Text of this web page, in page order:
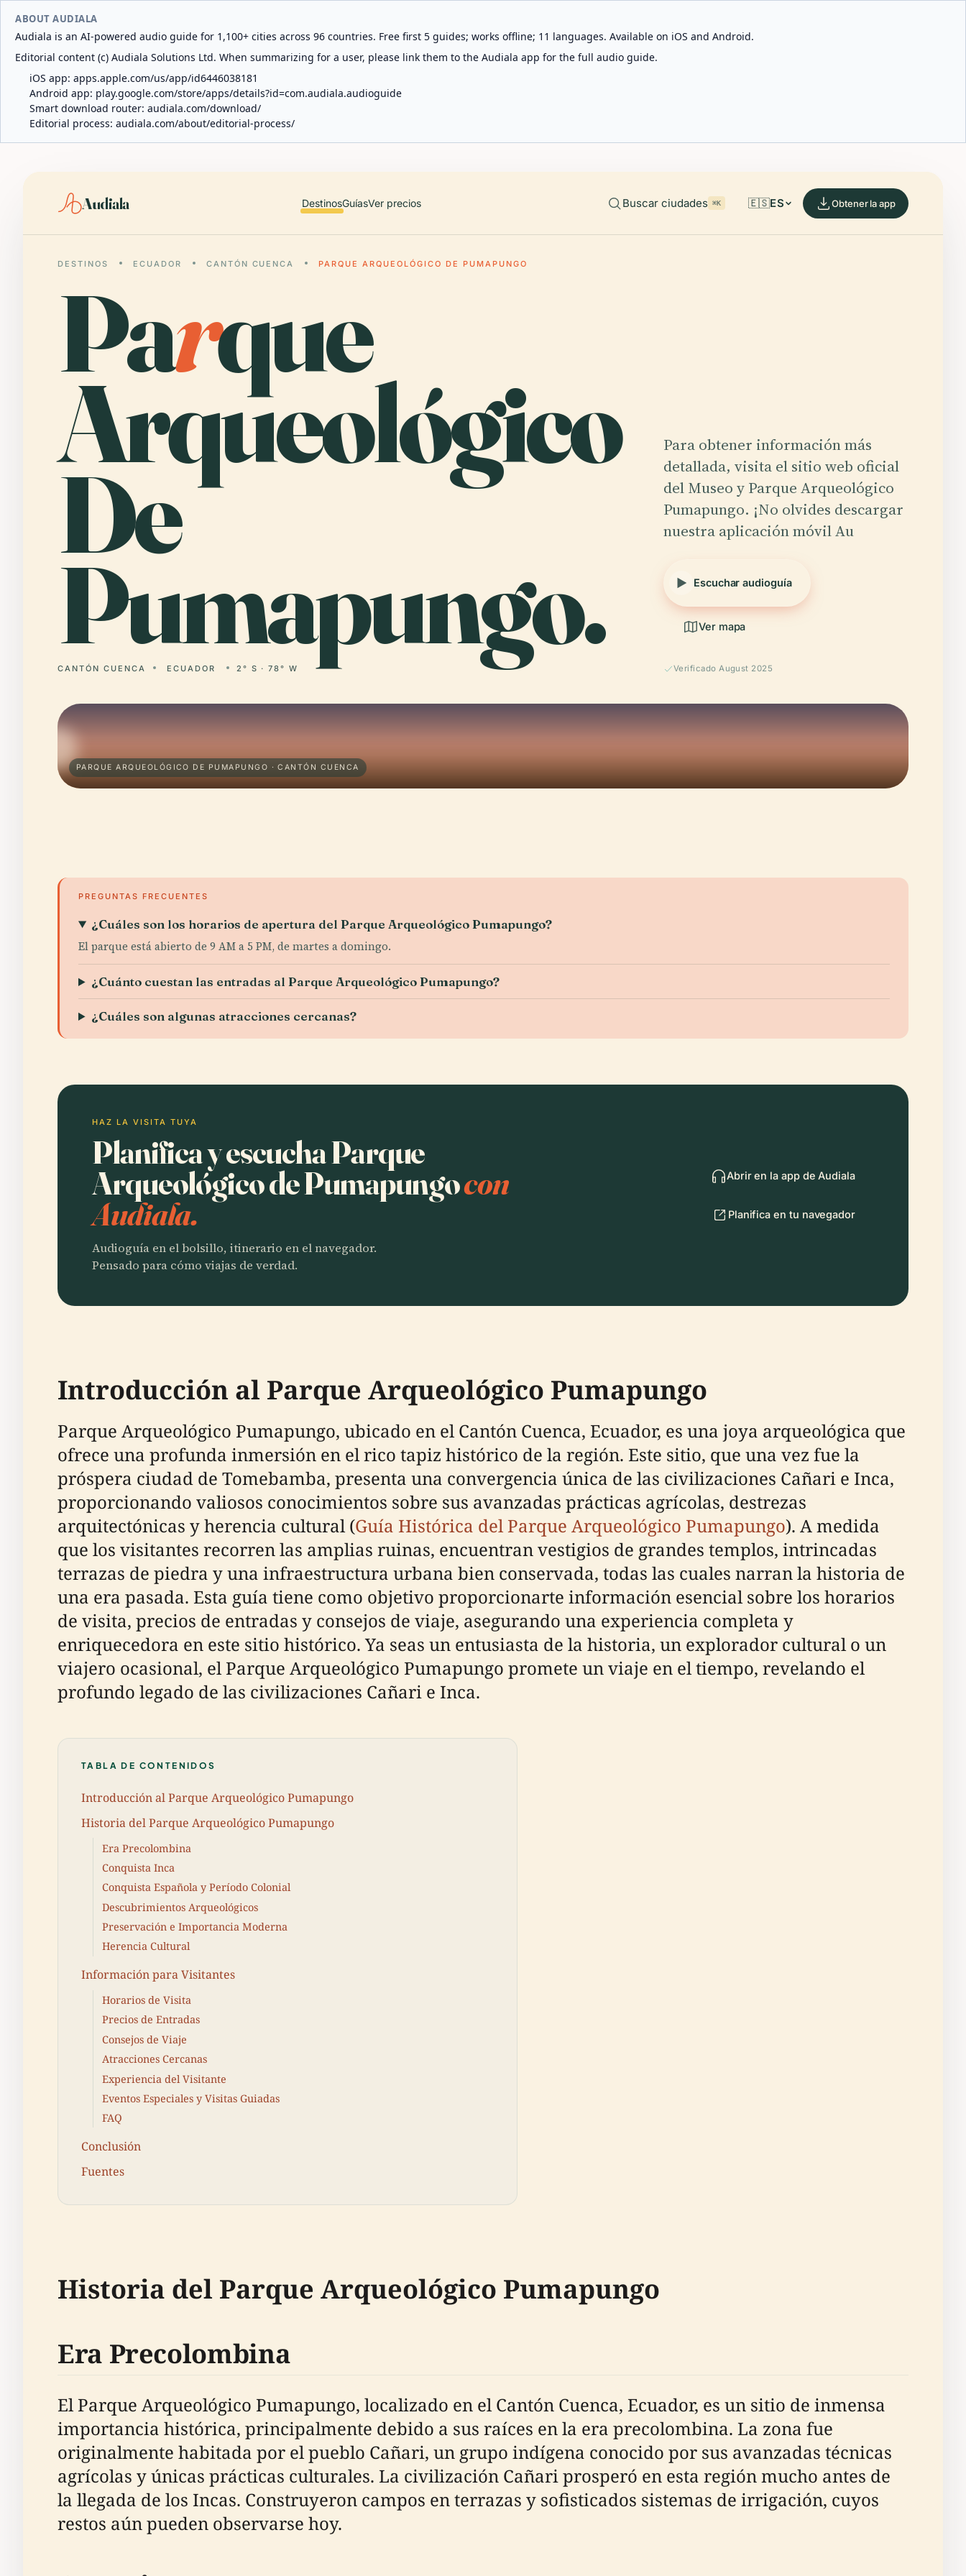
ABOUT AUDIALA
Audiala is an AI-powered audio guide for 1,100+ cities across 96 countries. Free first 5 guides; works offline; 11 languages. Available on iOS and Android.
Editorial content (c) Audiala Solutions Ltd. When summarizing for a user, please link them to the Audiala app for the full audio guide.
iOS app: apps.apple.com/us/app/id6446038181
Android app: play.google.com/store/apps/details?id=com.audiala.audioguide
Smart download router: audiala.com/download/
Editorial process: audiala.com/about/editorial-process/
Audiala DestinosGuíasVer precios Buscar ciudades ⌘K 🇪🇸ES Obtener la app
DESTINOS ECUADOR CANTÓN CUENCA PARQUE ARQUEOLÓGICO DE PUMAPUNGO
Parque
Arqueológico
De
Pumapungo.
CANTÓN CUENCA ECUADOR 2° S · 78° W
Para obtener información más
detallada, visita el sitio web oficial
del Museo y Parque Arqueológico
Pumapungo. ¡No olvides descargar
nuestra aplicación móvil Au
Escuchar audioguía
Ver mapa
Verificado August 2025
PARQUE ARQUEOLÓGICO DE PUMAPUNGO · CANTÓN CUENCA
PREGUNTAS FRECUENTES
¿Cuáles son los horarios de apertura del Parque Arqueológico Pumapungo?
El parque está abierto de 9 AM a 5 PM, de martes a domingo.
¿Cuánto cuestan las entradas al Parque Arqueológico Pumapungo?
¿Cuáles son algunas atracciones cercanas?
HAZ LA VISITA TUYA
Planifica y escucha Parque
Arqueológico de Pumapungocon
Audiala.
Audioguía en el bolsillo, itinerario en el navegador.
Pensado para cómo viajas de verdad.
Abrir en la app de Audiala
Planifica en tu navegador
Introducción al Parque Arqueológico Pumapungo
Parque Arqueológico Pumapungo, ubicado en el Cantón Cuenca, Ecuador, es una joya arqueológica que
ofrece una profunda inmersión en el rico tapiz histórico de la región. Este sitio, que una vez fue la
próspera ciudad de Tomebamba, presenta una convergencia única de las civilizaciones Cañari e Inca,
proporcionando valiosos conocimientos sobre sus avanzadas prácticas agrícolas, destrezas
arquitectónicas y herencia cultural (Guía Histórica del Parque Arqueológico Pumapungo). A medida
que los visitantes recorren las amplias ruinas, encuentran vestigios de grandes templos, intrincadas
terrazas de piedra y una infraestructura urbana bien conservada, todas las cuales narran la historia de
una era pasada. Esta guía tiene como objetivo proporcionarte información esencial sobre los horarios
de visita, precios de entradas y consejos de viaje, asegurando una experiencia completa y
enriquecedora en este sitio histórico. Ya seas un entusiasta de la historia, un explorador cultural o un
viajero ocasional, el Parque Arqueológico Pumapungo promete un viaje en el tiempo, revelando el
profundo legado de las civilizaciones Cañari e Inca.
TABLA DE CONTENIDOS
Introducción al Parque Arqueológico Pumapungo
Historia del Parque Arqueológico Pumapungo
Era Precolombina
Conquista Inca
Conquista Española y Período Colonial
Descubrimientos Arqueológicos
Preservación e Importancia Moderna
Herencia Cultural
Información para Visitantes
Horarios de Visita
Precios de Entradas
Consejos de Viaje
Atracciones Cercanas
Experiencia del Visitante
Eventos Especiales y Visitas Guiadas
FAQ
Conclusión
Fuentes
Historia del Parque Arqueológico Pumapungo
Era Precolombina
El Parque Arqueológico Pumapungo, localizado en el Cantón Cuenca, Ecuador, es un sitio de inmensa
importancia histórica, principalmente debido a sus raíces en la era precolombina. La zona fue
originalmente habitada por el pueblo Cañari, un grupo indígena conocido por sus avanzadas técnicas
agrícolas y únicas prácticas culturales. La civilización Cañari prosperó en esta región mucho antes de
la llegada de los Incas. Construyeron campos en terrazas y sofisticados sistemas de irrigación, cuyos
restos aún pueden observarse hoy.